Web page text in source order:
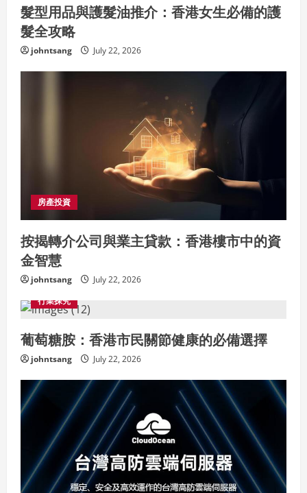
髮型用品與護髮油推介：香港女生必備的護
髮全攻略
johntsang July 22, 2026
房產投資
按揭轉介公司與業主貸款：香港樓市中的資
金智慧
johntsang
July 22, 2026
行業探究
葡萄糖胺：香港市民關節健康的必備選擇
johntsang July 22, 2026